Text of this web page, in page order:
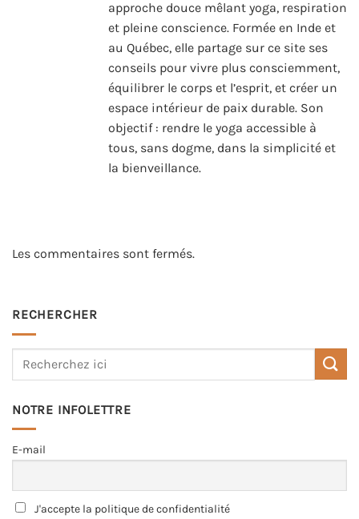
approche douce mêlant yoga, respiration
et pleine conscience. Formée en Inde et
au Québec, elle partage sur ce site ses
conseils pour vivre plus consciemment,
équilibrer le corps et l’esprit, et créer un
espace intérieur de paix durable. Son
objectif : rendre le yoga accessible à
tous, sans dogme, dans la simplicité et
la bienveillance.
Les commentaires sont fermés.
RECHERCHER
NOTRE INFOLETTRE
E-mail
J'accepte la politique de confidentialité